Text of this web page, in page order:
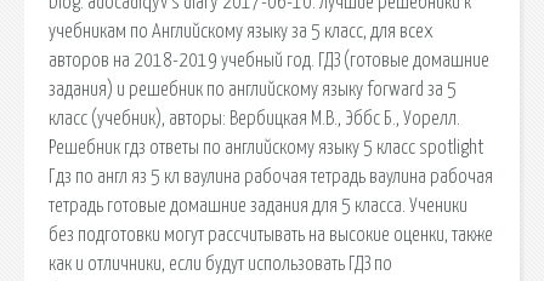
учебникам по Английскому языку за 5 класс, для всех
авторов на 2018-2019 учебный год. ГДЗ (готовые домашние
задания) и решебник по английскому языку forward за 5
класс (учебник), авторы: Вербицкая М.В., Эббс Б., Уорелл.
Решебник гдз ответы по английскому языку 5 класс spotlight
Гдз по англ яз 5 кл ваулина рабочая тетрадь ваулина рабочая
тетрадь готовые домашние задания для 5 класса. Ученики
без подготовки могут рассчитывать на высокие оценки, также
как и отличники, если будут использовать ГДЗ по